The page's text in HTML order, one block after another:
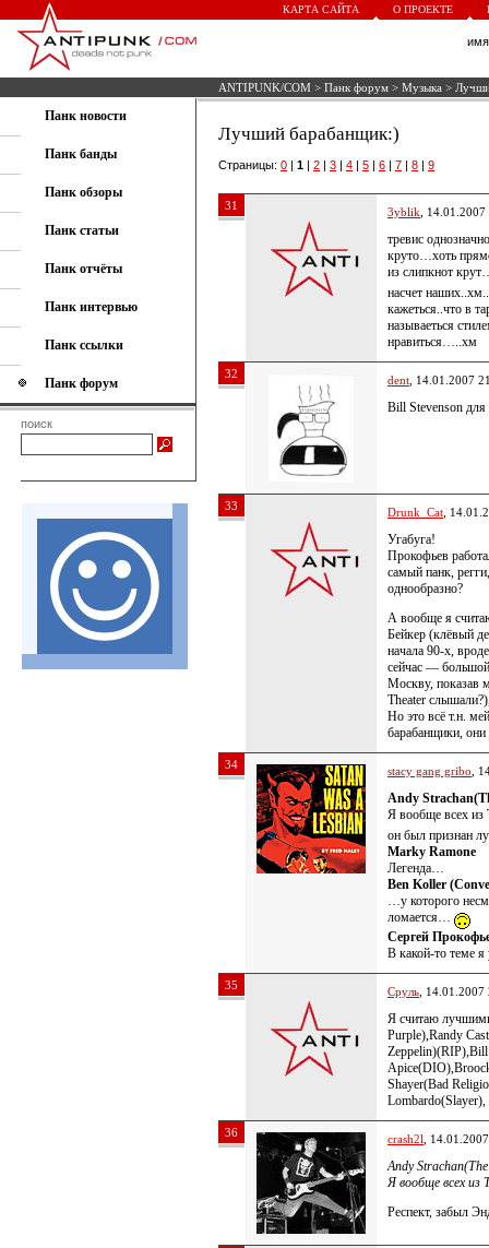
КАРТА САЙТА О ПРОЕКТЕ
ANTIPUNK/COM > Панк форум > Музыка >
Панк новости
Панк банды
Панк обзоры
Панк статьи
Панк отчёты
Панк интервью
Панк ссылки
Панк форум
поиск
Лучший барабанщик:)
Страницы: 0 | 1 | 2 | 3 | 4 | 5 | 6 | 7 | 8 | 9
31 3yblik ,
тревис
круто…хоть
из слипкнот
насчет
кажеться..что в
называеться
нравиться…..хм
32 dent , 14.01.2007
Bill Stevenson
33 Drunk_Cat ,
Угабуга!
Прокофьев
самый панк,
однообразно?
А вообще я
Бейкер (клёвый
начала 90-х,
сейчас —
Москву, показав
Theater
Но это всё т.н.
барабанщики,
34 stacy gang gribo ,
Andy
Я вообще всех
он был признан
Marky Ramone
Легенда…
Ben Koller
…у которого
ломается…
Сергей
В какой-то теме я
35 Сруль ,
Я считаю
Purple),Randy
Shayer(Bad
Lombardo(Slayer),
36 crash2l ,
Andy
Я вообще всех из
Респект, забыл